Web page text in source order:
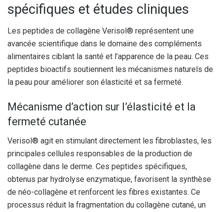
spécifiques et études cliniques
Les peptides de collagène Verisol® représentent une
avancée scientifique dans le domaine des compléments
alimentaires ciblant la santé et l’apparence de la peau. Ces
peptides bioactifs soutiennent les mécanismes naturels de
la peau pour améliorer son élasticité et sa fermeté.
Mécanisme d’action sur l’élasticité et la
fermeté cutanée
Verisol® agit en stimulant directement les fibroblastes, les
principales cellules responsables de la production de
collagène dans le derme. Ces peptides spécifiques,
obtenus par hydrolyse enzymatique, favorisent la synthèse
de néo-collagène et renforcent les fibres existantes. Ce
processus réduit la fragmentation du collagène cutané, un